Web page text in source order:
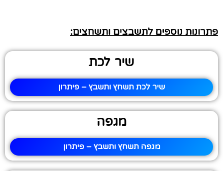
פתרונות נוספים לתשבצים ותשחצים:
שיר לכת
שיר לכת תשחץ ותשבץ – פיתרון
מגפה
מגפה תשחץ ותשבץ – פיתרון